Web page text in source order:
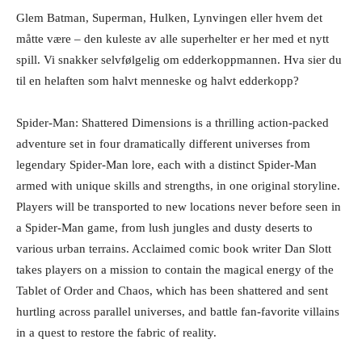
Glem Batman, Superman, Hulken, Lynvingen eller hvem det
måtte være – den kuleste av alle superhelter er her med et nytt
spill. Vi snakker selvfølgelig om edderkoppmannen. Hva sier du
til en helaften som halvt menneske og halvt edderkopp?
Spider-Man: Shattered Dimensions is a thrilling action-packed
adventure set in four dramatically different universes from
legendary Spider-Man lore, each with a distinct Spider-Man
armed with unique skills and strengths, in one original storyline.
Players will be transported to new locations never before seen in
a Spider-Man game, from lush jungles and dusty deserts to
various urban terrains. Acclaimed comic book writer Dan Slott
takes players on a mission to contain the magical energy of the
Tablet of Order and Chaos, which has been shattered and sent
hurtling across parallel universes, and battle fan-favorite villains
in a quest to restore the fabric of reality.